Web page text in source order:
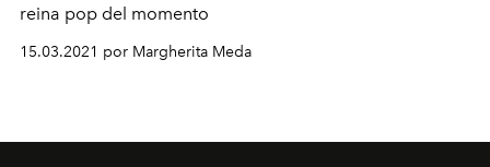
reina pop del momento
15.03.2021 por Margherita Meda